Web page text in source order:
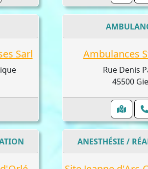
Sarl Ambulances
Rue Denis
45500
ANESTHÉSIE /